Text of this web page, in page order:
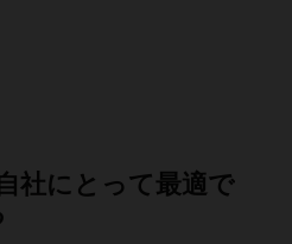
社にとって最適で